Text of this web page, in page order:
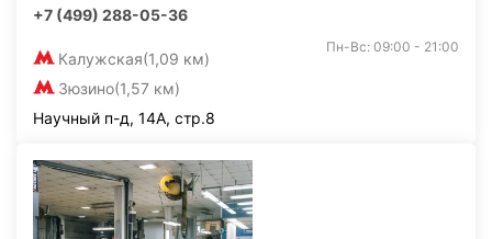
+7 (499) 288-05-36
Калужская(1,09 км)
Зюзино(1,57 км)
Пн-Вс: 09:00 - 21:00
Научный п-д, 14А, стр.8